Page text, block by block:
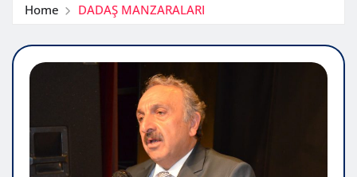
Home DADAŞ MANZARALARI